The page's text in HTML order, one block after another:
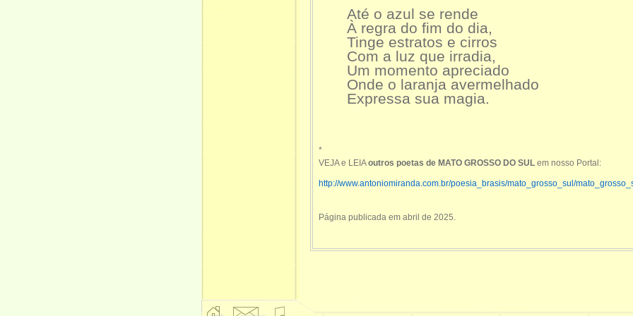
Até o azul se rende
À regra do fim do dia,
Tinge estratos e cirros
Com a luz que irradia,
Um momento apreciado
Onde o laranja avermelhado
Expressa sua magia.
*
VEJA e LEIAoutros poetas de MATO GROSSO DO SUL em nosso Portal:
http://www.antoniomiranda.com.br/poesia_brasis/mato_grosso_sul/
Página publicada em abril de 2025.